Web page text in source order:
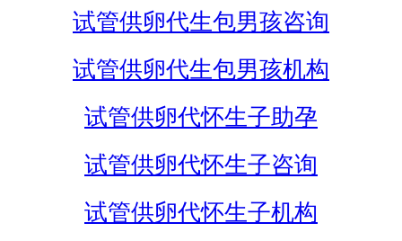
试管供卵代生包男孩咨询
试管供卵代生包男孩机构
试管供卵代怀生子助孕
试管供卵代怀生子咨询
试管供卵代怀生子机构